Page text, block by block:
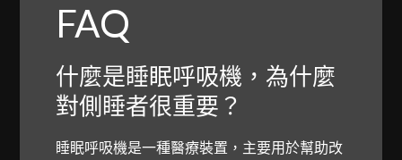
FAQ
什麼是睡眠呼吸機，為什麼
對側睡者很重要？
睡眠呼吸機是一種醫療裝置，主要用於幫助改